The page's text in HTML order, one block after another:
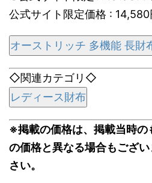
公式サイト限定価格 :
オーストリッチ 多機能 長財
◇関連カテゴリ◇
レディース財布
※掲載の価格は、掲載当時の
の価格と異なる場合もござ
さい。